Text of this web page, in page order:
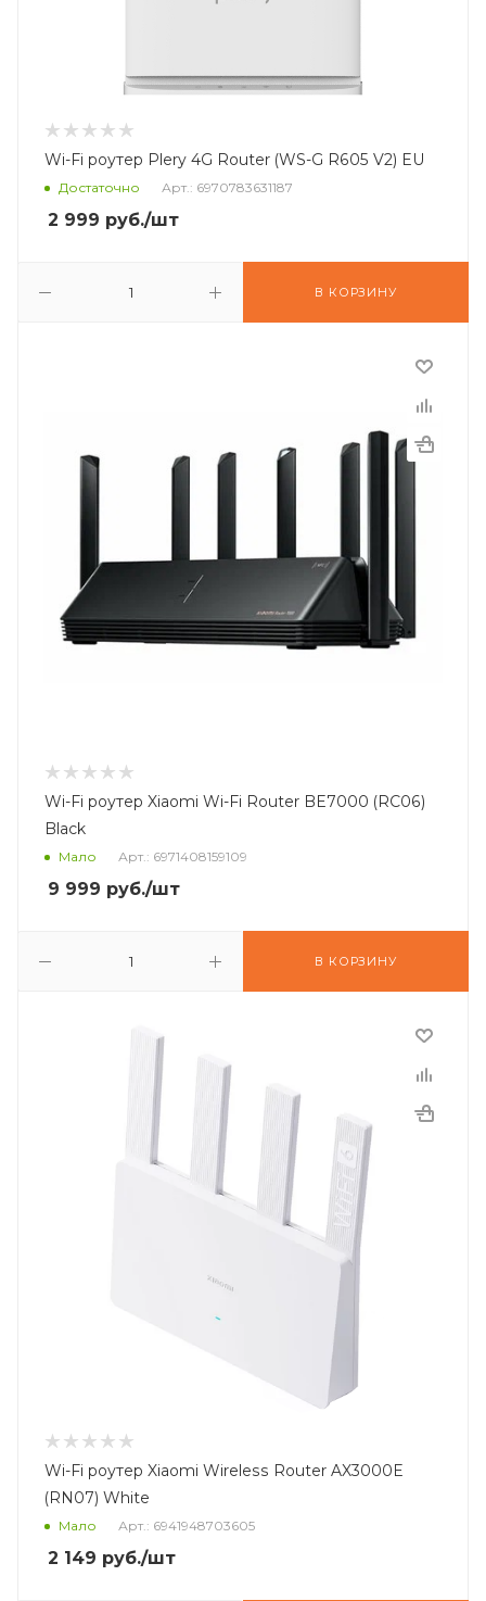
Wi-Fi роутер Plery 4G Router (WS-G R605 V2) EU
Достаточно Арт.: 6970783631187
2 999 руб./шт
В КОРЗИНУ
Wi-Fi роутер Xiaomi Wi-Fi Router BE7000 (RC06)
Black
Мало Арт.: 6971408159109
9 999 руб./шт
В КОРЗИНУ
Wi-Fi роутер Xiaomi Wireless Router AX3000E
(RN07) White
Мало Арт.: 6941948703605
2 149 руб./шт